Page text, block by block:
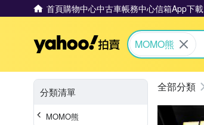
首頁購物中心中古車帳務中心信箱App下載
Yahoo拍賣
MOMO熊
分類清單
MOMO熊